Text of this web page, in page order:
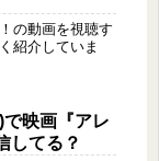
の動画を視聴す
紹介していま
映画『アレ
してる？